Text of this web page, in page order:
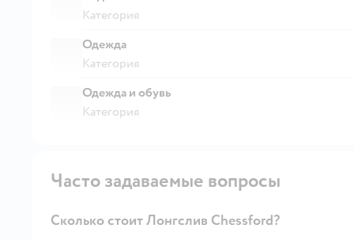
Категория
Одежда
Категория
Одежда и обувь
Категория
Часто задаваемые вопросы
Сколько стоит Лонгслив Chessford?